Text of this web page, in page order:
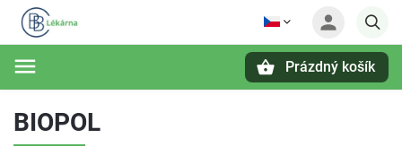
Prázdný košík
BIOPOL